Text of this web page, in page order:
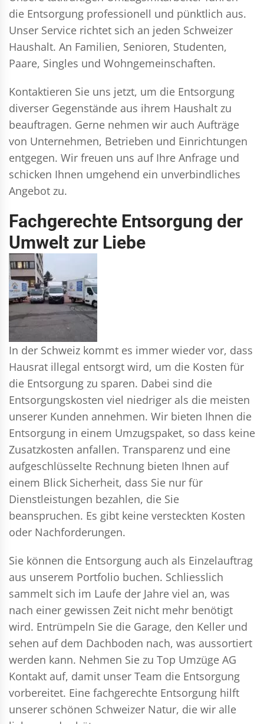
die Entsorgung professionell und pünktlich aus.
Unser Service richtet sich an jeden Schweizer
Haushalt. An Familien, Senioren, Studenten,
Paare, Singles und Wohngemeinschaften.
Kontaktieren Sie uns jetzt, um die Entsorgung
diverser Gegenstände aus ihrem Haushalt zu
beauftragen. Gerne nehmen wir auch Aufträge
von Unternehmen, Betrieben und Einrichtungen
entgegen. Wir freuen uns auf Ihre Anfrage und
schicken Ihnen umgehend ein unverbindliches
Angebot zu.
Fachgerechte Entsorgung der
Umwelt zur Liebe
In der Schweiz kommt es immer wieder vor, dass
Hausrat illegal entsorgt wird, um die Kosten für
die Entsorgung zu sparen. Dabei sind die
Entsorgungskosten viel niedriger als die meisten
unserer Kunden annehmen. Wir bieten Ihnen die
Entsorgung in einem Umzugspaket, so dass keine
Zusatzkosten anfallen. Transparenz und eine
aufgeschlüsselte Rechnung bieten Ihnen auf
einem Blick Sicherheit, dass Sie nur für
Dienstleistungen bezahlen, die Sie
beanspruchen. Es gibt keine versteckten Kosten
oder Nachforderungen.
Sie können die Entsorgung auch als Einzelauftrag
aus unserem Portfolio buchen. Schliesslich
sammelt sich im Laufe der Jahre viel an, was
nach einer gewissen Zeit nicht mehr benötigt
wird. Entrümpeln Sie die Garage, den Keller und
sehen auf dem Dachboden nach, was aussortiert
werden kann. Nehmen Sie zu Top Umzüge AG
Kontakt auf, damit unser Team die Entsorgung
vorbereitet. Eine fachgerechte Entsorgung hilft
unserer schönen Schweizer Natur, die wir alle